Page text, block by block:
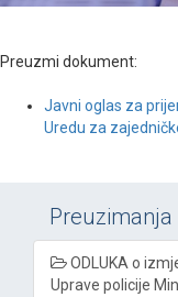
Preuzmi dokument:
Javni oglas za
Uredu za
Preuzimanja
ODLUKA o
Uprave policije